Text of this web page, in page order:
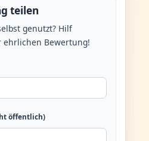
teilen
genutzt? Hilf
Bewertung!
öffentlich)